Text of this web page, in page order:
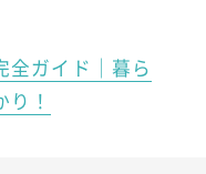
ガイド｜暮ら
！